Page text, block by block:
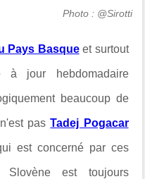
Photo : @Sirotti
Pays Basque et surtout
jour hebdomadaire
beaucoup de
n'est pasTadej Pogacar
est concerné par ces
Slovène est toujours